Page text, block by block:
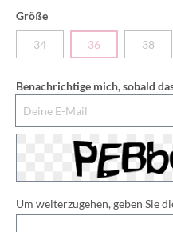
Größe
34 36 38
Benachrichtige mich, sobald
Um weiterzugehen, geben Sie